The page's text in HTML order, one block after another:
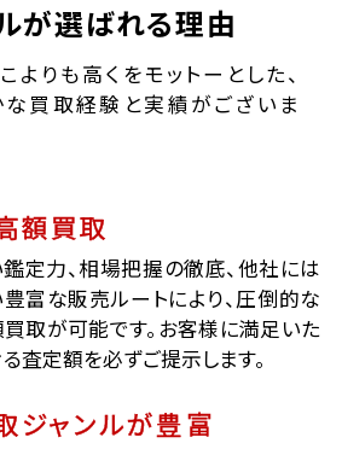
が選ばれる理由
よりも高くをモットーとした、
買取経験と実績がございま
額買取
定力、相場把握の徹底、他社には
富な販売ルートにより、圧倒的な
取が可能です。お客様に満足いた
査定額を必ずご提示します。
ジャンルが豊富